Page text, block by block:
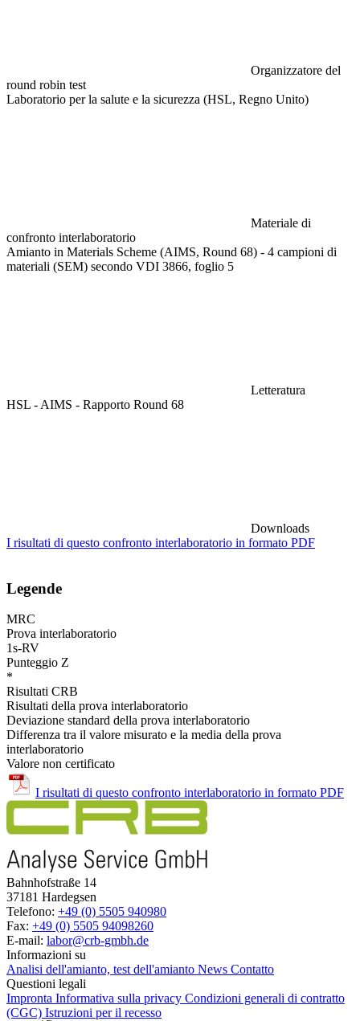
Organizzatore del
round robin test
Laboratorio per la salute e la sicurezza (HSL, Regno Unito)
Materiale di
confronto interlaboratorio
Amianto in Materials Scheme (AIMS, Round 68) - 4 campioni di
materiali (SEM) secondo VDI 3866, foglio 5
Letteratura
HSL - AIMS - Rapporto Round 68
Downloads
I risultati di questo confronto interlaboratorio in formato PDF
Legende
MRC
Prova interlaboratorio
1s-RV
Punteggio Z
*
Risultati CRB
Risultati della prova interlaboratorio
Deviazione standard della prova interlaboratorio
Differenza tra il valore misurato e la media della prova
interlaboratorio
Valore non certificato
I risultati di questo confronto interlaboratorio in formato PDF
Bahnhofstraße 14
37181 Hardegsen
Telefono: +49 (0) 5505 940980
Fax: +49 (0) 5505 94098260
E-mail: labor@crb-gmbh.de
Informazioni su
Analisi dell'amianto, test dell'amianto News Contatto
Questioni legali
Impronta Informativa sulla privacy Condizioni generali di contratto
(CGC) Istruzioni per il recesso